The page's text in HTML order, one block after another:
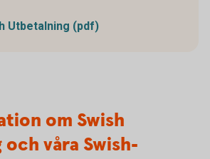
Utbetalning (pdf)
om Swish
våra Swish-